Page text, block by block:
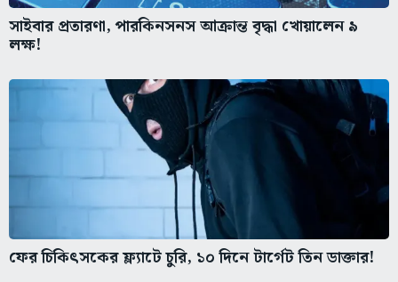
সাইবার প্রতারণা, পারকিনসনস আক্রান্ত বৃদ্ধা খোয়ালেন ৯
লক্ষ!
ফের চিকিৎসকের ফ্ল্যাটে চুরি, ১০ দিনে টার্গেট তিন ডাক্তার!